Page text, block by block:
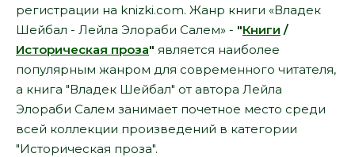
регистрации на knizki.com. Жанр книги «Владек
Шейбал - Лейла Элораби Салем» - "Книги /
Историческая проза" является наиболее
популярным жанром для современного читателя,
а книга "Владек Шейбал" от автора Лейла
Элораби Салем занимает почетное место среди
всей коллекции произведений в категории
"Историческая проза".